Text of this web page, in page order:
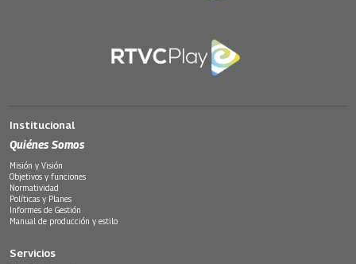
Institucional
Quiénes Somos
Misión y Visión
Objetivos y funciones
Normatividad
Políticas y Planes
Informes de Gestión
Manual de producción y estilo
Servicios